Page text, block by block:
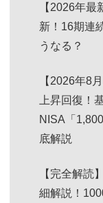
【2026年
新！16期連
うなる？
【2026年8
上昇回復！
NISA「
底解説
【完全解読
細解説！